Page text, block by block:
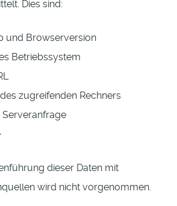
Dies sind:
und Browserversion
Betriebssystem
zugreifenden Rechners
Serveranfrage
dieser Daten mit
wird nicht vorgenommen.